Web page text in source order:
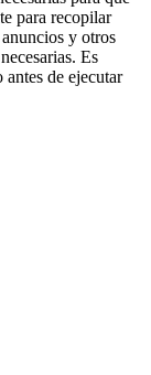
para recopilar
y otros
Es
de ejecutar